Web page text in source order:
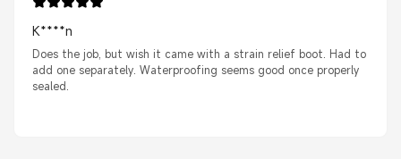
K****n
Does the job, but wish it came with a strain relief boot. Had to
add one separately. Waterproofing seems good once properly
sealed.